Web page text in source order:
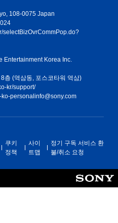
108-0075 Japan
selectBizOvrCommPop.do?
Entertainment Korea Inc.
층 (역삼동, 포스코타워 역삼)
kr/support/
personalinfo@sony.com
쿠키
정책
사이
트맵
정기 구독 서비스 환
불/취소 요청